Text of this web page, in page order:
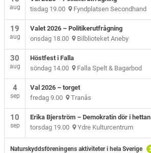
aug
tisdag 19.00 Fyndplatsen Secondhand
19
aug
Valet 2026 – Politikerutfrågning
onsdag 18.00 Bilblioteket Aneby
30
aug
Höstfest i Falla
söndag 14.00 Falla Spelt & Bagarbod
4
sep
Val 2026 – torget
fredag 9.00 Tranås
10
sep
Erika Bjerström – Demokratin dör i hettan
torsdag 19.00 Ydre Kulturcentrum
Naturskyddsföreningens aktiviteter i hela Sverige